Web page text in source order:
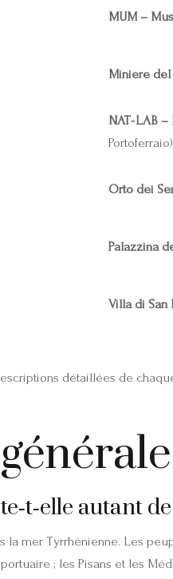
MUM –
Miniere
NAT‑LAB
Portoferraio)
Orto dei
Palazzina
Villa di San
détaillées de
autant
la mer Tyrrhénienne. Les
; les Pisans et les